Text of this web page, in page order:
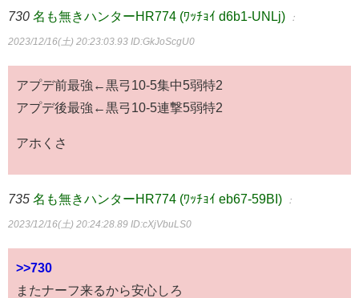
730 名も無きハンターHR774 (ﾜｯﾁｮｲ d6b1-UNLj) ：
2023/12/16(土) 20:23:03.93 ID:GkJoScgU0
アプデ前最強←黒弓10-5集中5弱特2
アプデ後最強←黒弓10-5連撃5弱特2
アホくさ
735 名も無きハンターHR774 (ﾜｯﾁｮｲ eb67-59BI) ：
2023/12/16(土) 20:24:28.89 ID:cXjVbuLS0
>>730
またナーフ来るから安心しろ